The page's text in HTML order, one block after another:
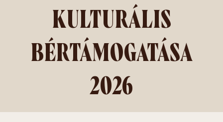
KULTURÁLIS
BÉRTÁMOGATÁSA
2026